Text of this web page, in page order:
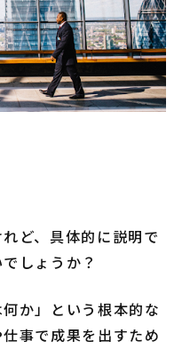
ど、具体的に説明で
しょうか？
か」という根本的な
事で成果を出すため